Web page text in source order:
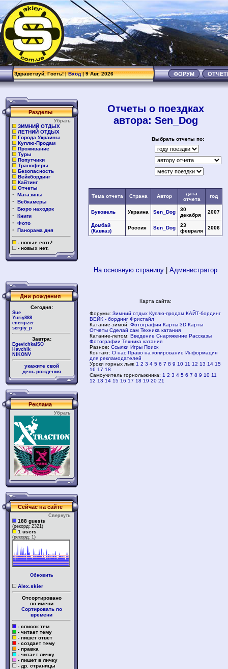
.
Здравствуй, Гость! |Вход| 9 Авг, 2026 ФОРУМ
Разделы
Убрать
ЗИМНИЙ ОТДЫХ
ЛЕТНИЙ ОТДЫХ
Города Украины
Куплю-Продам
Проживание
Туры
Попутчики
Трансферы
Безопасность
Вейкбординг
Кайтинг
Отчеты
· Магазины
· Вебкамеры
· Бюро находок
· Книги
· Фото
· Панорама дня
- новые есть!
- новых нет.
Дни рождения
Сегодня:
Sue
Yuriy888
energizer
sergiy_p
Завтра:
EgevichkaISO
Havchik
NIKONV
укажите свой
день рождения
Реклама
Убрать
Сейчас на сайте
Свернуть
188 guests
(рекорд: 2321)
1 users
(рекорд: 1)
Обновить
Alex.skier
Отсортировано
по имени
Сортировать по
времени
- список тем
- читает тему
- пишет ответ
- создает тему
- правка
- читает личку
- пишет в личку
- др. страницы
Отчеты о поездках
автора: Sen_Dog
Выбрать отчеты по:
Тема отчета Страна Автор
дата
отчета
год
Буковель Украина Sen_Dog
30
декабря
2007
Домбай
(Кавказ)
Россия Sen_Dog
23
февраля
2006
На основную страницу Администратор
Карта сайта:
Форумы: Зимний отдых Куплю-продам КАЙТ-бординг
ВЕЙК - бординг Фристайл
Катание-зимой: Фотографии Карты 3D Карты
Отчеты Сделай сам Техника катания
Катание-летом: Введение Снаряжение Рассказы
Фотографии Техника катания
Разное: Ссылки Игры Поиск
Контакт: О нас Право на копирование Информация
для рекламодателей
Уроки горных лыж 1 2 3 4 5 6 7 8 9 10 11 12 13 14 15
16 17 18
Самоучитель горнолыжника: 1 2 3 4 5 6 7 8 9 10 11
12 13 14 15 16 17 18 19 20 21